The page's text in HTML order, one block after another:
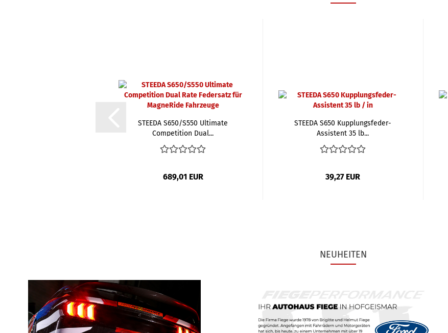
STEEDA S650/S550 Ultimate
Competition Dual...
689,01 EUR
STEEDA S650 Kupplungsfeder-
Assistent 35 lb...
39,27 EUR
NEUHEITEN